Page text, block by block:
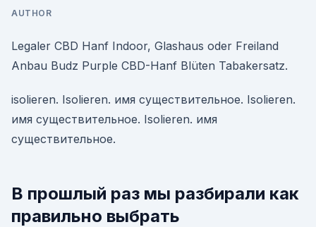
AUTHOR
Legaler CBD Hanf Indoor, Glashaus oder Freiland
Anbau Budz Purple CBD-Hanf Blüten Tabakersatz.
isolieren. Isolieren. имя существительное. Isolieren.
имя существительное. Isolieren. имя
существительное.
В прошлый раз мы разбирали как
правильно выбрать